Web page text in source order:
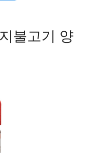
불고기 양